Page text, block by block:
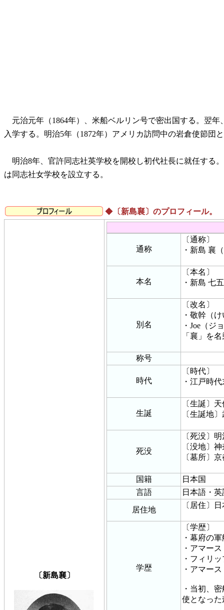
元治元年（1864年）、米船ベルリン号で密出国する。翌
入学する。明治5年（1872年）アメリカ訪問中の岩倉使節団
明治8年、官許同志社英学校を開校し初代社長に就任する
は同志社女学校を設立する。
◆ 〔新島襄〕のプロフィール。
〔新島襄〕
通称
〔通称〕
・新島 襄
本名
〔本名〕
・新島 七
別名
〔改名〕
・敬幹（
・Joe（ジ
「襄」を
称号
時代
〔時代〕
・江戸時
生誕
〔生誕〕
〔生誕地
死没
〔死没〕
〔没地〕
〔墓所〕
国籍
日本国
言語
日本語・英
居住地
〔居住〕
学歴
〔学歴〕
・幕府の
・アマー
・フィリ
・アマー
・当初、
使となっ